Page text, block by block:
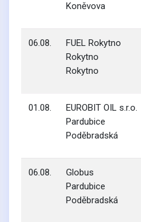
Koněvova
06.08.
FUEL Rokytno
Rokytno
Rokytno
01.08.
EUROBIT OIL s.r.o.
Pardubice
Poděbradská
06.08.
Globus
Pardubice
Poděbradská